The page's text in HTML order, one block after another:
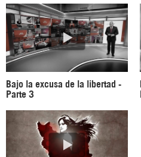
Bajo la excusa de la libertad -
Parte 3